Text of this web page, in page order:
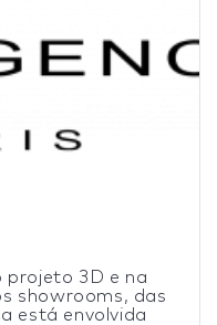
projeto 3D e na
showrooms, das
está envolvida